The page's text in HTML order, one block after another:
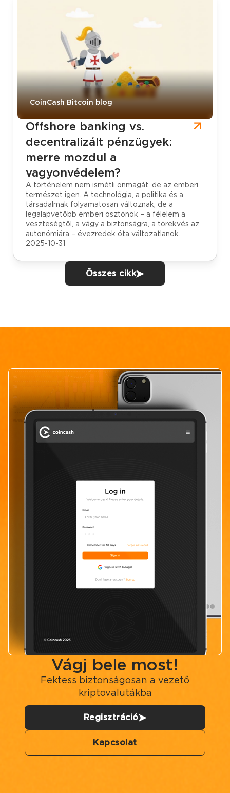
CoinCash Bitcoin blog
Offshore banking vs.
decentralizált pénzügyek:
merre mozdul a
vagyonvédelem?
A történelem nem ismétli önmagát, de az emberi
természet igen. A technológia, a politika és a
társadalmak folyamatosan változnak, de a
legalapvetőbb emberi ösztönök – a félelem a
veszteségtől, a vágy a biztonságra, a törekvés az
autonómiára – évezredek óta változatlanok.
2025-10-31
Összes cikk
Vágj bele most!
Fektess biztonságosan a vezető
kriptovalutákba
Regisztráció
Kapcsolat